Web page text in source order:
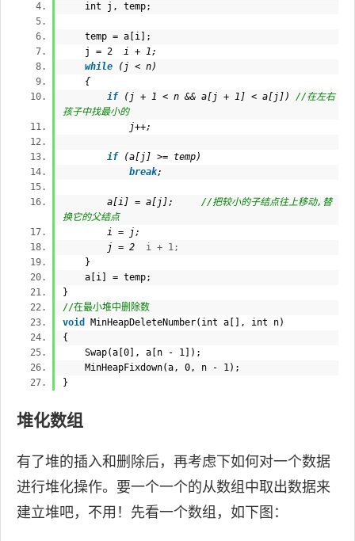
int j, temp;
temp = a[i];
j = 2
i + 1;
while (j < n)
{
if (j + 1 < n && a[j + 1] < a[j]) //在左右
孩子中找最小的
j++;
if (a[j] >= temp)
break;
a[i] = a[j]; //把较小的子结点往上移动,替
换它的父结点
i = j;
j = 2
i + 1;
}
a[i] = temp;
}
//在最小堆中删除数
void
MinHeapDeleteNumber( int a[], int n)
{
Swap(a[0], a[n - 1]);
MinHeapFixdown(a, 0, n - 1);
}
堆化数组
有了堆的插入和删除后，再考虑下如何对一个数据
进行堆化操作。要一个一个的从数组中取出数据来
建立堆吧，不用！先看一个数组，如下图：